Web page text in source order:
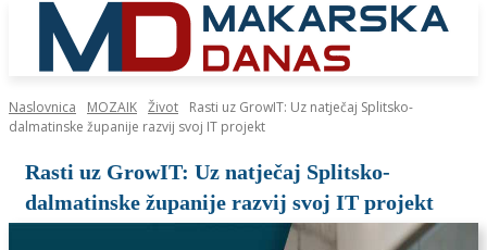
Naslovnica MOZAIK Život
Rasti uz GrowIT: Uz natječaj Splitsko-
dalmatinske županije razvij svoj IT projekt
Rasti uz GrowIT: Uz natječaj Splitsko-
dalmatinske županije razvij svoj IT projekt